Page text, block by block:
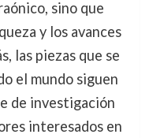
sino que
y los avances
las piezas que se
el mundo siguen
de investigación
interesados en